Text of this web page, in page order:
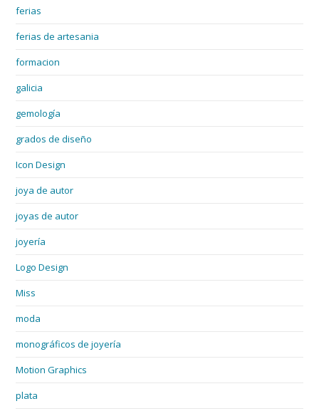
ferias
ferias de artesania
formacion
galicia
gemología
grados de diseño
Icon Design
joya de autor
joyas de autor
joyería
Logo Design
Miss
moda
monográficos de joyería
Motion Graphics
plata